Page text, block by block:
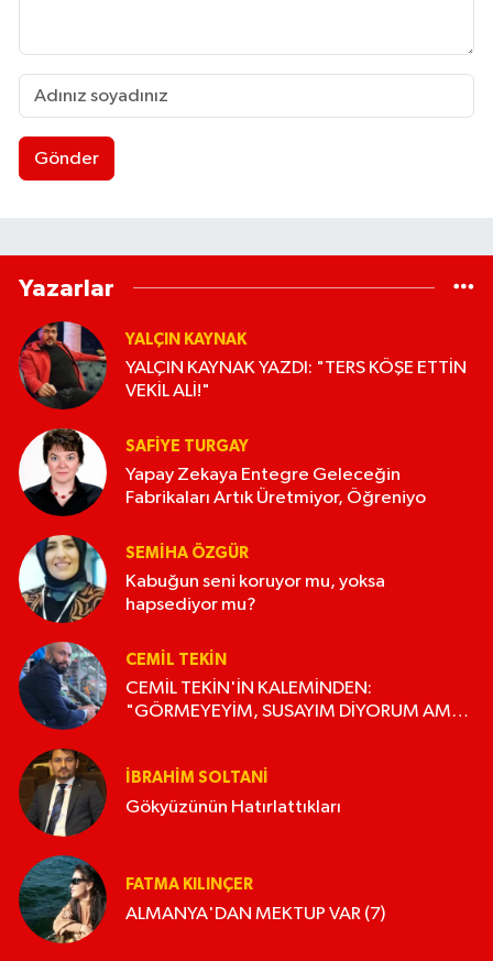
Gönder
Yazarlar
YALÇIN KAYNAK
YALÇIN KAYNAK YAZDI: "TERS KÖŞE ETTİN
VEKİL ALİ!"
SAFIYE TURGAY
Yapay Zekaya Entegre Geleceğin
Fabrikaları Artık Üretmiyor, Öğreniyo
SEMIHA ÖZGÜR
Kabuğun seni koruyor mu, yoksa
hapsediyor mu?
CEMIL TEKIN
CEMİL TEKİN'İN KALEMİNDEN:
"GÖRMEYEYİM, SUSAYIM DİYORUM AMA
İBRAHIM SOLTANI
Gökyüzünün Hatırlattıkları
FATMA KILINÇER
ALMANYA'DAN MEKTUP VAR (7)